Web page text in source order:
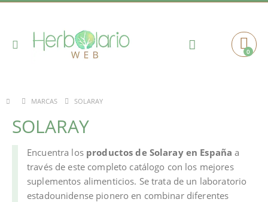
Toggle
Cart0
MARCAS SOLARAY
SOLARAY
Encuentra los productos de Solaray en España a
través de este completo catálogo con los mejores
suplementos alimenticios. Se trata de un laboratorio
estadounidense pionero en combinar diferentes